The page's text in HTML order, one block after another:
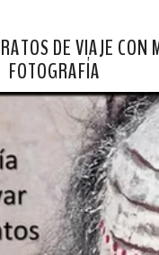
DE VIAJE CON
FOTOGRAFÍA